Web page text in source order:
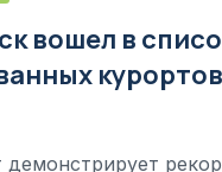
вошел в
демонстрирует